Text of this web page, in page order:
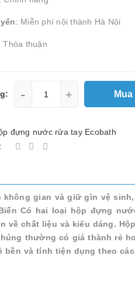
: Miễn phí nội thành Hà Nội
Thỏa thuận
- +
đựng nước rửa tay Ecobath
gian và giữ gìn vệ
Có hai loại hộp đựng
chất liệu và kiểu dáng.
thường có giá thành rẻ
bền và tính tiện dụng theo